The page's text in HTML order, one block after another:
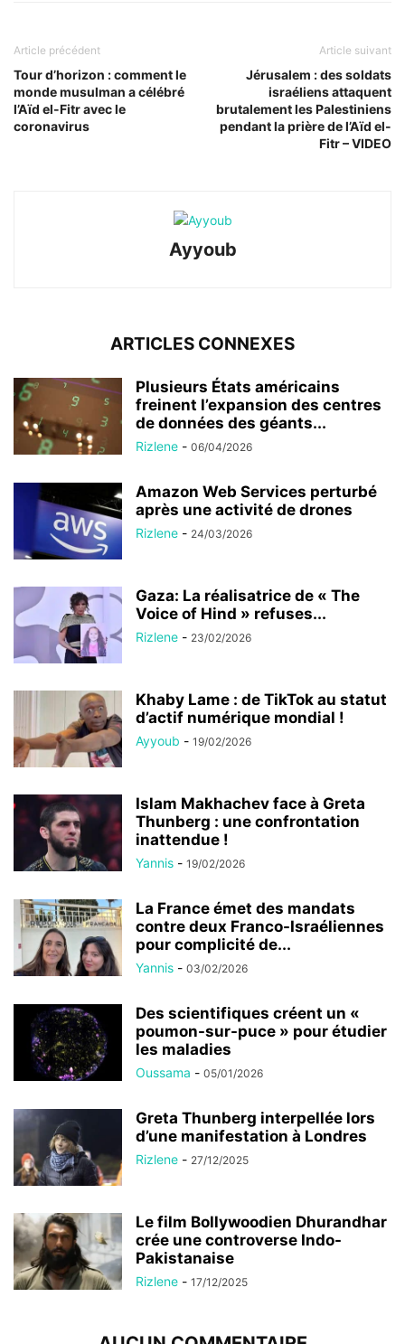
Article précédent
Tour d’horizon : comment le
monde musulman a célébré
l’Aïd el-Fitr avec le
coronavirus
Article suivant
Jérusalem : des soldats
israéliens attaquent
brutalement les Palestiniens
pendant la prière de l’Aïd el-
Fitr – VIDEO
Ayyoub
ARTICLES CONNEXES
Plusieurs États américains
freinent l’expansion des centres
de données des géants...
Rizlene - 06/04/2026
Amazon Web Services perturbé
après une activité de drones
Rizlene - 24/03/2026
Gaza: La réalisatrice de « The
Voice of Hind » refuses...
Rizlene - 23/02/2026
Khaby Lame : de TikTok au statut
d’actif numérique mondial !
Ayyoub - 19/02/2026
Islam Makhachev face à Greta
Thunberg : une confrontation
inattendue !
Yannis - 19/02/2026
La France émet des mandats
contre deux Franco-Israéliennes
pour complicité de...
Yannis - 03/02/2026
Des scientifiques créent un «
poumon-sur-puce » pour étudier
les maladies
Oussama - 05/01/2026
Greta Thunberg interpellée lors
d’une manifestation à Londres
Rizlene - 27/12/2025
Le film Bollywoodien Dhurandhar
crée une controverse Indo-
Pakistanaise
Rizlene - 17/12/2025